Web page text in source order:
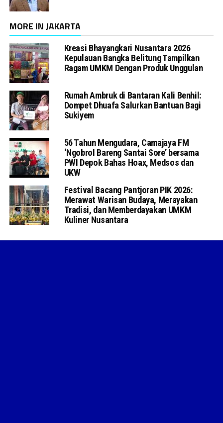
MORE IN JAKARTA
Kreasi Bhayangkari Nusantara 2026
Kepulauan Bangka Belitung Tampilkan
Ragam UMKM Dengan Produk Unggulan
Rumah Ambruk di Bantaran Kali Benhil:
Dompet Dhuafa Salurkan Bantuan Bagi
Sukiyem
56 Tahun Mengudara, Camajaya FM
‘Ngobrol Bareng Santai Sore’ bersama
PWI Depok Bahas Hoax, Medsos dan
UKW
Festival Bacang Pantjoran PIK 2026:
Merawat Warisan Budaya, Merayakan
Tradisi, dan Memberdayakan UMKM
Kuliner Nusantara